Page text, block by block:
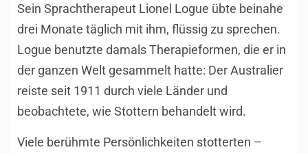
Sein Sprachtherapeut Lionel Logue übte beinahe
drei Monate täglich mit ihm, flüssig zu sprechen.
Logue benutzte damals Therapieformen, die er in
der ganzen Welt gesammelt hatte: Der Australier
reiste seit 1911 durch viele Länder und
beobachtete, wie Stottern behandelt wird.
Viele berühmte Persönlichkeiten stotterten –